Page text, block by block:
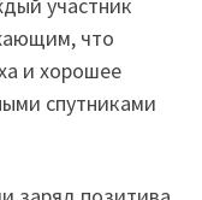
участник
что
и хорошее
спутниками